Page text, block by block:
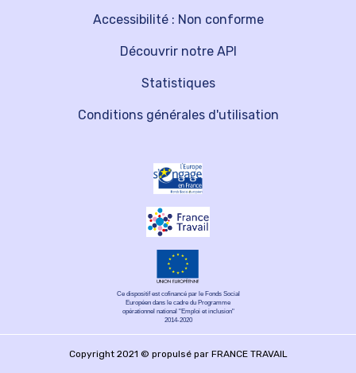
Découvrir notre API
Statistiques
Accessibilité : Non conforme
Conditions générales d'utilisation
Ce dispositif est cofinancé par le Fonds Social
Européen dans le cadre du Programme
opérationnel national "Emploi et inclusion"
2014-2020
Copyright 2021 © propulsé par FRANCE TRAVAIL